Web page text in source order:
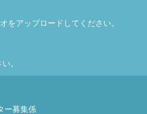
をアップロードしてください。
。
ー募集係